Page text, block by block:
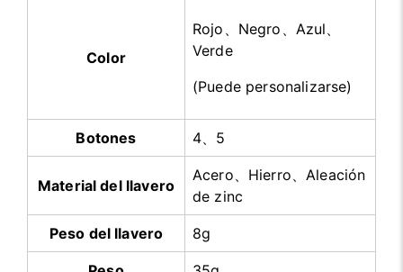
Color
Rojo、Negro、Azul、
Verde
(Puede personalizarse)
Botones 4、5
Material del llavero
Acero、Hierro、Aleación
de zinc
Peso del llavero 8g